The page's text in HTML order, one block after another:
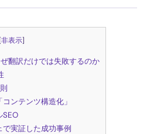
非表示]
翻訳だけでは失敗するのか
ンテンツ構造化」
SEO
実証した成功事例